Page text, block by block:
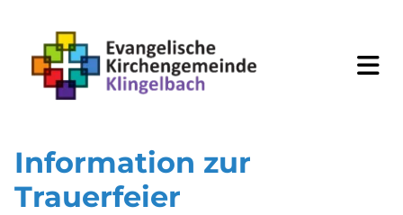
Information zur
Trauerfeier